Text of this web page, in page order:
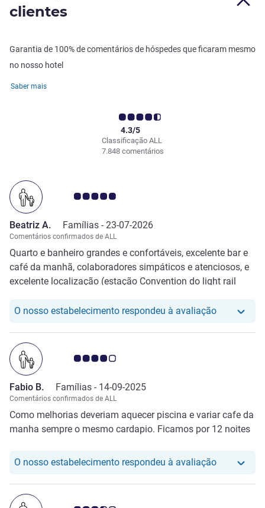
clientes
Garantia de 100% de comentários de hóspedes que ficaram mesmo
no nosso hotel
Saber mais
Classificação ALL
4.3/5
7.848 comentários
Nota clientes Avis 5.0/5
Beatriz A. Famílias - 23-07-2026
Comentários confirmados de ALL
Quarto e banheiro grandes e confortáveis, excelente bar e
café da manhã, colaboradores simpáticos e atenciosos, e
excelente localização (estação Convention do light rail
ficamos!
O nosso estabelecimento respondeu à avaliaçãoO nosso
Nota clientes Avis 4.0/5
Fabio B. Famílias - 14-09-2025
Comentários confirmados de ALL
Como melhorias deveriam aquecer piscina e variar cafe da
manha sempre o mesmo cardapio. Ficamos por 12 noites
O nosso estabelecimento respondeu à avaliaçãoO nosso